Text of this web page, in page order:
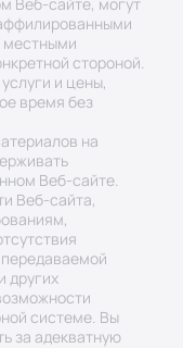
местными
стороной.
и цены,
время без
на
Веб-сайте.
Веб-сайта,
других
системе. Вы
за адекватную